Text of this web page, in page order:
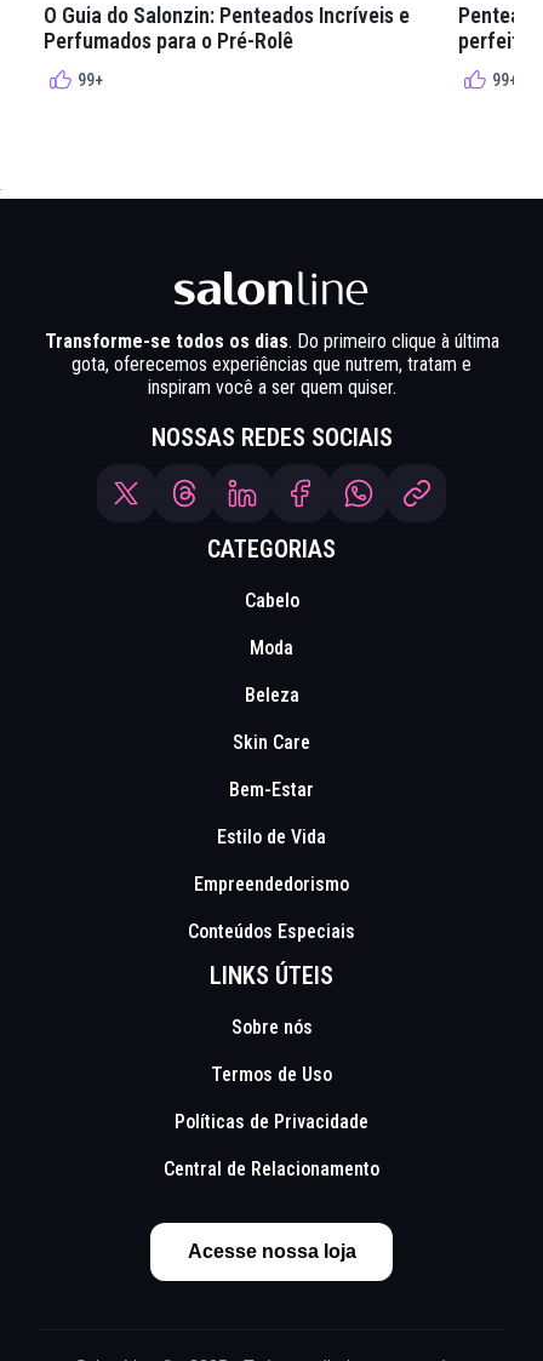
O Guia do Salonzin: Penteados Incríveis e
Perfumados para o Pré-Rolê
99+
perfeita
99+
Transforme-se todos os dias. Do primeiro clique à última
gota, oferecemos experiências que nutrem, tratam e
inspiram você a ser quem quiser.
NOSSAS REDES SOCIAIS
CATEGORIAS
Cabelo
Moda
Beleza
Skin Care
Bem-Estar
Estilo de Vida
Empreendedorismo
Conteúdos Especiais
LINKS ÚTEIS
Sobre nós
Termos de Uso
Políticas de Privacidade
Central de Relacionamento
Acesse nossa loja